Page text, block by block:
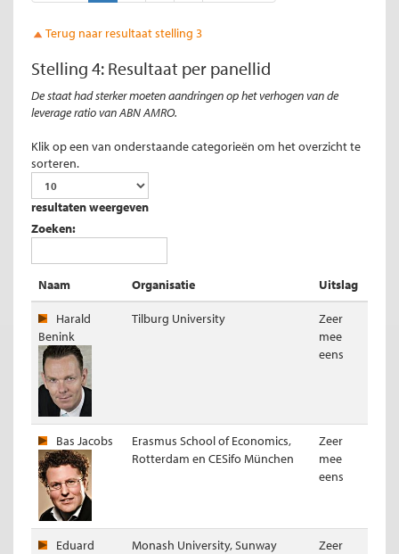
Terug naar resultaat stelling 3
Stelling 4: Resultaat per panellid
De staat had sterker moeten aandringen op het verhogen van de
leverage ratio van ABN AMRO.
Klik op een van onderstaande categorieën om het overzicht te
sorteren.
resultaten weergeven
Zoeken:
Naam Organisatie Uitslag
Harald
Benink
Tilburg University
Zeer
mee
eens
Bas Jacobs
Erasmus School of Economics,
Rotterdam en CESifo München
Zeer
mee
eens
Eduard
Monash University, Sunway
Zeer